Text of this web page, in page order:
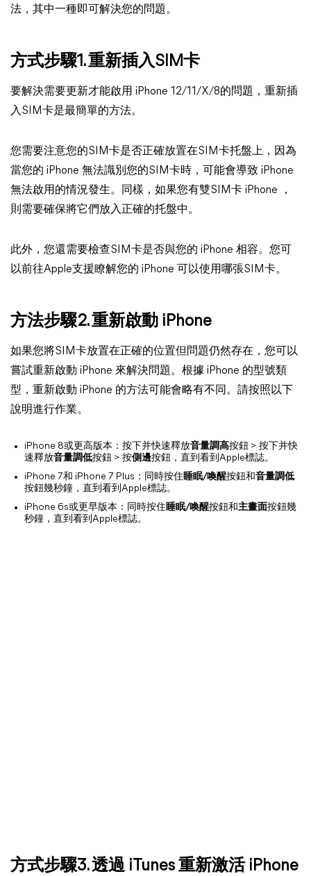
法，其中一種即可解決您的問題。
方式步驟1. 重新插入SIM卡
要解決需要更新才能啟用 iPhone 12/11/X/8的問題，重新插
入SIM卡是最簡單的方法。
您需要注意您的SIM卡是否正確放置在SIM卡托盤上，因為
當您的 iPhone 無法識別您的SIM卡時，可能會導致 iPhone
無法啟用的情況發生。同樣，如果您有雙SIM卡 iPhone ，
則需要確保將它們放入正確的托盤中。
此外，您還需要檢查SIM卡是否與您的 iPhone 相容。您可
以前往Apple支援瞭解您的 iPhone 可以使用哪張SIM卡。
方法步驟2. 重新啟動 iPhone
如果您將SIM卡放置在正確的位置但問題仍然存在，您可以
嘗試重新啟動 iPhone 來解決問題。根據 iPhone 的型號類
型，重新啟動 iPhone 的方法可能會略有不同。請按照以下
說明進行作業。
iPhone 8或更高版本：按下并快速釋放音量調高按鈕 > 按下并快
速釋放音量調低按鈕 > 按側邊按鈕，直到看到Apple標誌。
iPhone 7和 iPhone 7 Plus：同時按住睡眠/喚醒按鈕和音量調低
按鈕幾秒鐘，直到看到Apple標誌。
iPhone 6s或更早版本：同時按住睡眠/喚醒按鈕和主畫面按鈕幾
秒鐘，直到看到Apple標誌。
方式步驟3. 透過 iTunes 重新激活 iPhone